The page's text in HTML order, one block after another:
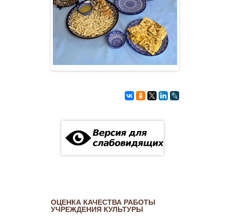
ОЦЕНКА КАЧЕСТВА РАБОТЫ
УЧРЕЖДЕНИЯ КУЛЬТУРЫ